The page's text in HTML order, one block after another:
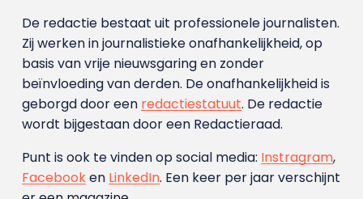
De redactie bestaat uit professionele journalisten.
Zij werken in journalistieke onafhankelijkheid, op
basis van vrije nieuwsgaring en zonder
beïnvloeding van derden. De onafhankelijkheid is
geborgd door een redactiestatuut. De redactie
wordt bijgestaan door een Redactieraad.
Punt is ook te vinden op social media: Instragram,
Facebooken LinkedIn. Een keer per jaar verschijnt